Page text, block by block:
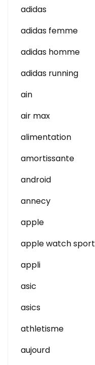
adidas
adidas femme
adidas homme
adidas running
ain
air max
alimentation
amortissante
android
annecy
apple
apple watch sport
appli
asic
asics
athletisme
aujourd